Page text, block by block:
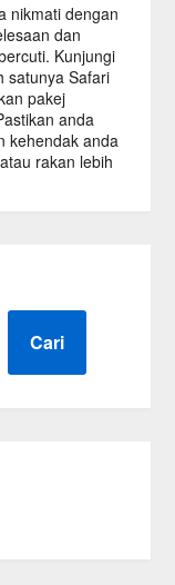
nikmati dengan
dan
Kunjungi
satunya Safari
pakej
anda
kehendak anda
rakan lebih
Cari